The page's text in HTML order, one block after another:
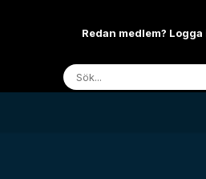
Redan medlem? Logga